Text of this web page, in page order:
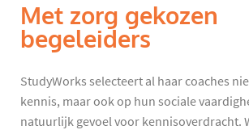
Met zorg gekozen
begeleiders
StudyWorks selecteert al haar coaches
kennis, maar ook op hun sociale
natuurlijk gevoel voor kennisoverdracht.